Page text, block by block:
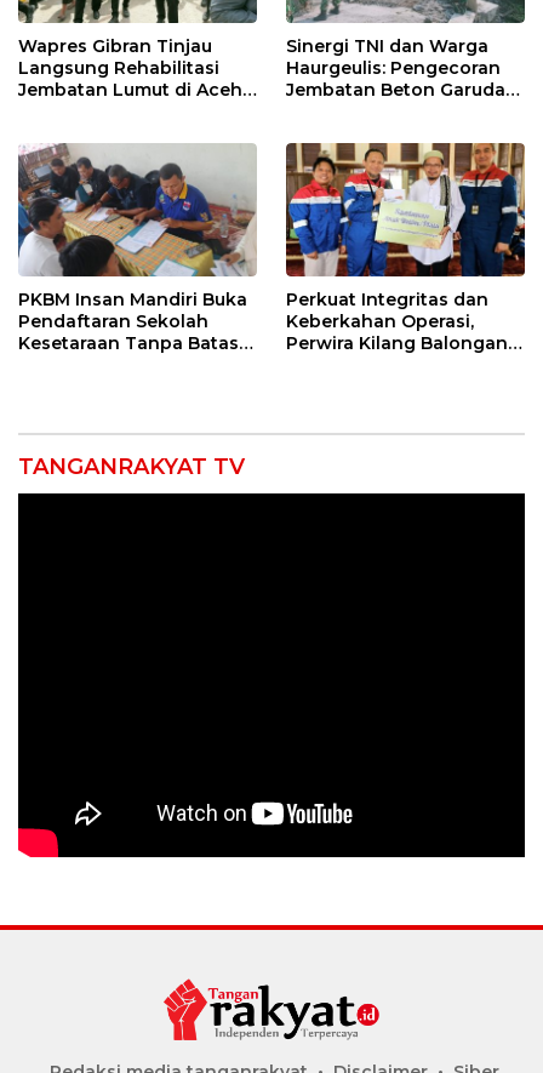
Wapres Gibran Tinjau
Langsung Rehabilitasi
Jembatan Lumut di Aceh
Sinergi TNI dan Warga
Haurgeulis: Pengecoran
Jembatan Beton Garuda
PKBM Insan Mandiri Buka
Pendaftaran Sekolah
Kesetaraan Tanpa Batas
Perkuat Integritas dan
Keberkahan Operasi,
Perwira Kilang Balongan
TANGANRAKYAT TV